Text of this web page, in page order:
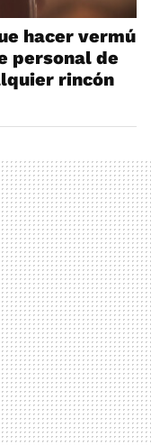
hacer vermú
personal de
rincón